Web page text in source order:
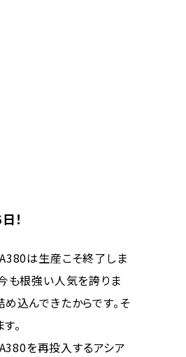
！
は生産こそ終了しま
も根強い人気を誇りま
込んできたからです。そ
。
を再投入するアシア